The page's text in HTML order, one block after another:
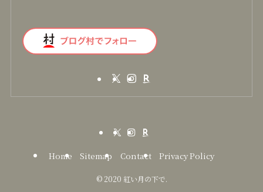
Home Sitemap Contact Privacy Policy
©2020 紅い月の下で.